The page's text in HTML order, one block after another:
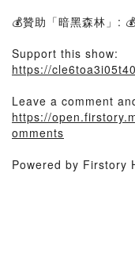
💰贊助「暗黑森林」: 💰
Support this show:
https://
Leave a comment
https://
omments
Powered by Firstory